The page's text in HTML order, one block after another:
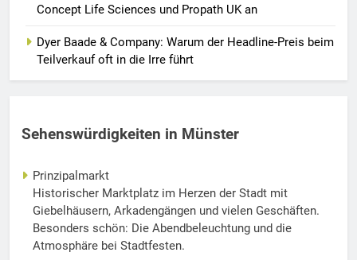
Concept Life Sciences und Propath UK an
Dyer Baade & Company: Warum der Headline-Preis beim
Teilverkauf oft in die Irre führt
Sehenswürdigkeiten in Münster
Prinzipalmarkt
Historischer Marktplatz im Herzen der Stadt mit
Giebelhäusern, Arkadengängen und vielen Geschäften.
Besonders schön: Die Abendbeleuchtung und die
Atmosphäre bei Stadtfesten.